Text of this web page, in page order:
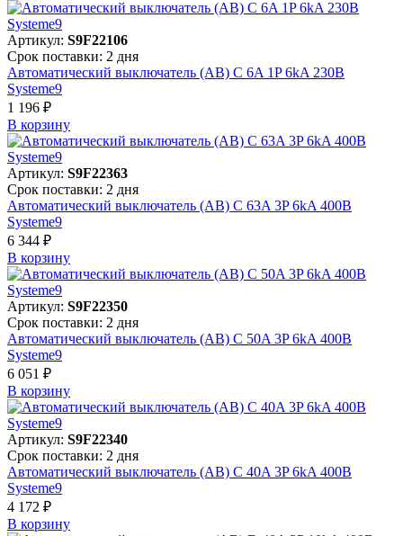
Артикул: S9F22106
Срок поставки: 2 дня
Автоматический выключатель (АВ) C 6A 1P 6kA 230В
Systeme9
1 196 ₽
В корзинy
Артикул: S9F22363
Срок поставки: 2 дня
Автоматический выключатель (АВ) C 63A 3P 6kA 400В
Systeme9
6 344 ₽
В корзинy
Артикул: S9F22350
Срок поставки: 2 дня
Автоматический выключатель (АВ) C 50A 3P 6kA 400В
Systeme9
6 051 ₽
В корзинy
Артикул: S9F22340
Срок поставки: 2 дня
Автоматический выключатель (АВ) C 40A 3P 6kA 400В
Systeme9
4 172 ₽
В корзинy